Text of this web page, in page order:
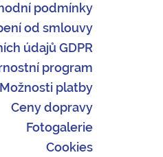
podmínky
od smlouvy
údajů GDPR
program
Možnosti platby
Ceny dopravy
Fotogalerie
Cookies